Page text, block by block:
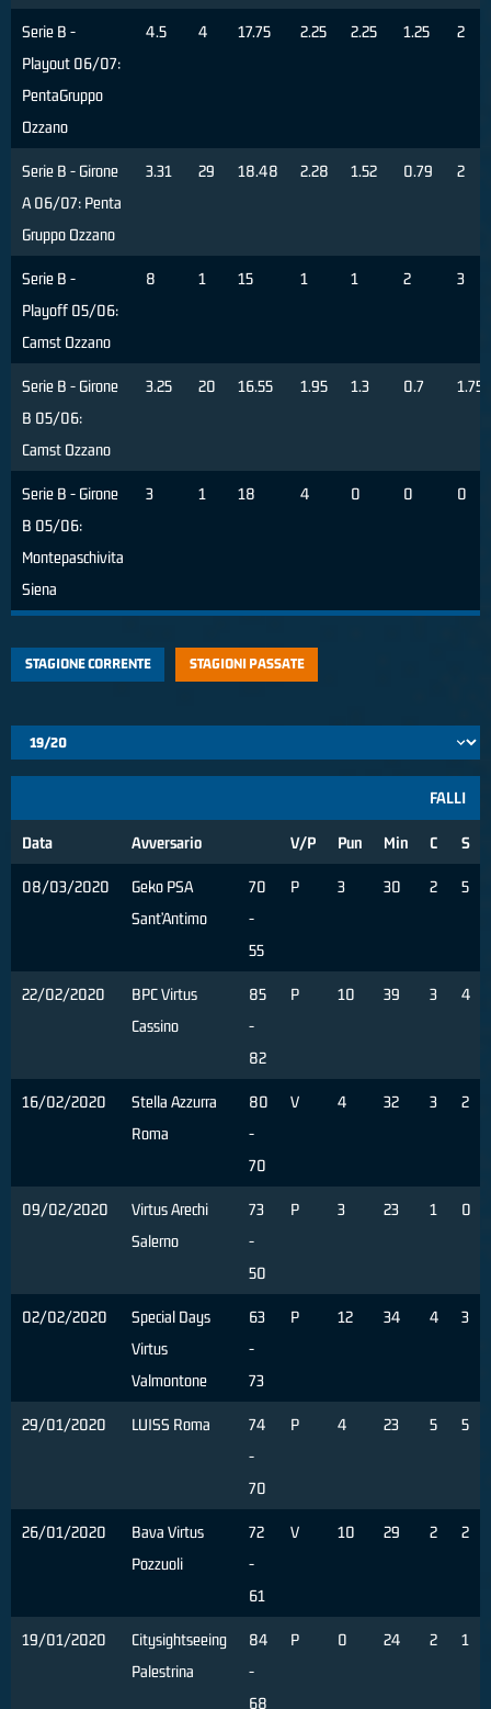
Serie B -
Playout 06/07:
PentaGruppo
Ozzano
4.5 4 17.75 2.25 2.25 1.25 2
Serie B - Girone
A 06/07: Penta
Gruppo Ozzano
3.31 29 18.48 2.28 1.52 0.79 2
Serie B -
Playoff 05/06:
Camst Ozzano
8 1 15 1 1 2 3
Serie B - Girone
B 05/06:
Camst Ozzano
3.25 20 16.55 1.95 1.3 0.7 1.75
Serie B - Girone
B 05/06:
Montepaschivita
Siena
3 1 18 4 0 0 0
STAGIONE CORRENTE STAGIONI PASSATE
FALLI
Data Avversario V/P Pun Min C S
08/03/2020
Geko PSA
Sant’Antimo
70
-
55
P 3 30 2 5
22/02/2020
BPC Virtus
Cassino
85
-
82
P 10 39 3 4
16/02/2020
Stella Azzurra
Roma
80
-
70
V 4 32 3 2
09/02/2020
Virtus Arechi
Salerno
73
-
50
P 3 23 1 0
02/02/2020
Special Days
Virtus
Valmontone
63
-
73
P 12 34 4 3
29/01/2020 LUISS Roma
74
-
70
P 4 23 5 5
26/01/2020
Bava Virtus
Pozzuoli
72
-
61
V 10 29 2 2
19/01/2020
Citysightseeing
Palestrina
84
-
68
P 0 24 2 1